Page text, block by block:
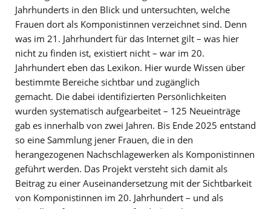
Jahrhunderts in den Blick und untersuchten, welche
Frauen dort als Komponistinnen verzeichnet sind. Denn
was im 21. Jahrhundert für das Internet gilt – was hier
nicht zu finden ist, existiert nicht – war im 20.
Jahrhundert eben das Lexikon. Hier wurde Wissen über
bestimmte Bereiche sichtbar und zugänglich
gemacht. Die dabei identifizierten Persönlichkeiten
wurden systematisch aufgearbeitet – 125 Neueinträge
gab es innerhalb von zwei Jahren. Bis Ende 2025 entstand
so eine Sammlung jener Frauen, die in den
herangezogenen Nachschlagewerken als Komponistinnen
geführt werden. Das Projekt versteht sich damit als
Beitrag zu einer Auseinandersetzung mit der Sichtbarkeit
von Komponistinnen im 20. Jahrhundert – und als